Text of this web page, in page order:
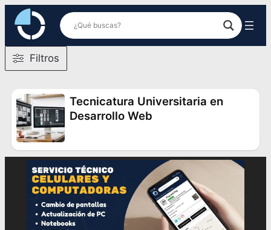
Saltar
contenido
Filtros
Tecnicatura Universitaria en
Desarrollo Web